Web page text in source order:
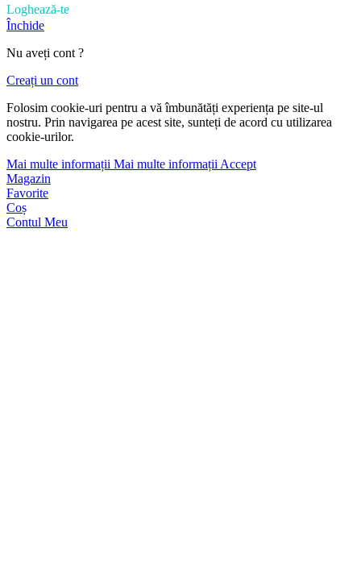
Loghează-te
Închide
Nu aveți cont ?
Creați un cont
Folosim cookie-uri pentru a vă îmbunătăți experiența pe site-ul
nostru. Prin navigarea pe acest site, sunteți de acord cu utilizarea
cookie-urilor.
Mai multe informații Mai multe informații Accept
Magazin
Favorite
Coș
Contul Meu